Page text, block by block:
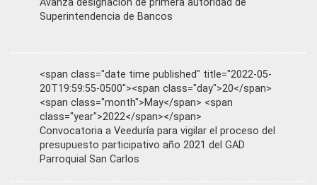
Superintendencia de Bancos
<span class="date time published" title="2022-05-
20T19:59:55-0500"><span class="day">20</span>
<span class="month">May</span> <span
class="year">2022</span></span>
Convocatoria a Veeduría para vigilar el proceso del
presupuesto participativo año 2021 del GAD
Parroquial San Carlos